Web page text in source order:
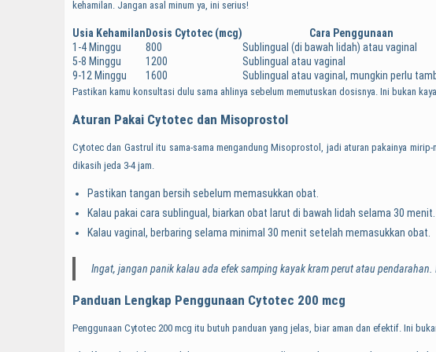
kehamilan. Jangan asal minum ya, ini serius!
Usia Kehamilan Dosis Cytotec (mcg)
Cara Penggunaan
1-4 Minggu
800
Sublingual (di bawah lidah) atau vaginal
5-8 Minggu
1200
Sublingual atau vaginal
9-12 Minggu
1600 Sublingual atau vaginal, mungkin perlu
Pastikan kamu konsultasi dulu sama ahlinya sebelum memutuskan dosisnya. Ini bukan
Aturan Pakai Cytotec dan Misoprostol
Cytotec dan Gastrul itu sama-sama mengandung Misoprostol, jadi aturan pakainya
dikasih jeda 3-4 jam.
Pastikan tangan bersih sebelum memasukkan obat.
Kalau pakai cara sublingual, biarkan obat larut di bawah lidah selama 30 menit.
Kalau vaginal, berbaring selama minimal 30 menit setelah memasukkan obat.
Ingat, jangan panik kalau ada efek samping kayak kram perut atau
Panduan Lengkap Penggunaan Cytotec 200 mcg
Penggunaan Cytotec 200 mcg itu butuh panduan yang jelas, biar aman dan efektif. Ini